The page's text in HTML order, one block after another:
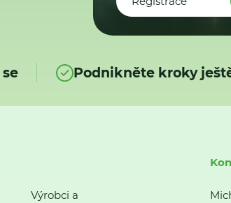
Podnikněte kroky
Výrobci a